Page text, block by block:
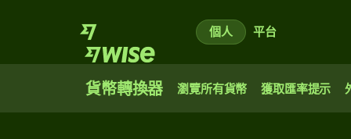
個人 平台
貨幣轉換器 瀏覽所有貨幣 獲取匯率提示